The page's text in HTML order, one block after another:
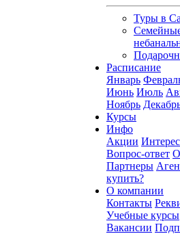
Туры в
Расписание
Январь
Июнь Июль
Ноябрь
Курсы
Инфо
Акции
Вопрос-ответ
Партнеры
купить?
О компании
Контакты
Учебные курсы
Вакансии